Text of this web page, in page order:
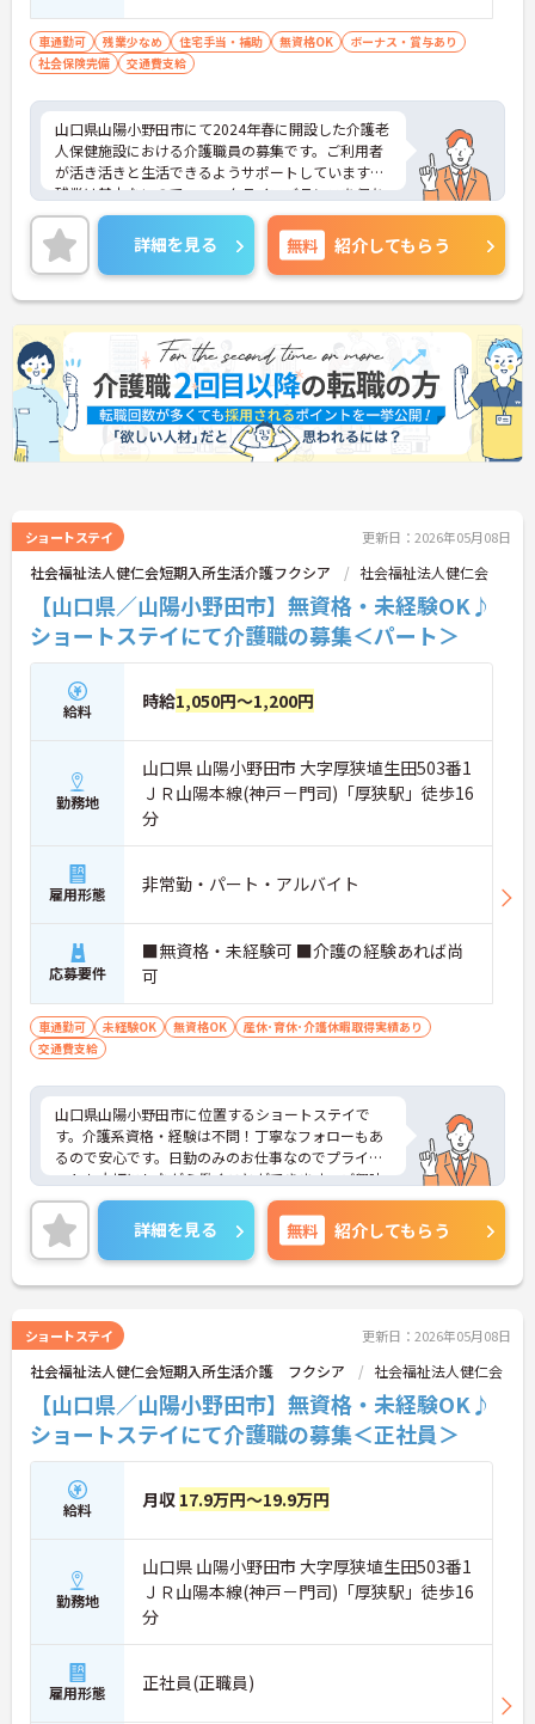
車通勤可 残業少なめ 住宅手当・補助 無資格OK
ボーナス・賞与あり
社会保険完備
交通費支給
山口県山陽小野田市にて2024年春に開設した介護老
人保健施設における介護職員の募集です。ご利用者
が活き活きと生活できるようサポートしています。
残業は基本ないので、ワークライフバランスを保ち
ながらご勤務いただけます。また、マイカー通勤が
可能なので通勤が苦になりません。
ご興味のある方には、面接対策ポイントなど、さら
に詳細をお話しいたしますのでお気軽にご相談くだ
さい！
詳細を見る 無料 紹介してもらう
ショートステイ 更新日：2026年05月08日
社会福祉法人健仁会短期入所生活介護フクシア 社会福祉法人健仁会
【山口県／山陽小野田市】無資格・未経験OK♪
ショートステイにて介護職の募集＜パート＞
給料 時給1,050円～1,200円
勤務地
山口県 山陽小野田市 大字厚狭埴生田503番1
ＪＲ山陽本線(神戸－門司)「厚狭駅」徒歩16
分
雇用形態 非常勤・パート・アルバイト
応募要件
■無資格・未経験可 ■介護の経験あれば尚
可
車通勤可 未経験OK 無資格OK
産休･育休･介護休暇取得実績あり
交通費支給
山口県山陽小野田市に位置するショートステイで
す。介護系資格・経験は不問！丁寧なフォローもあ
るので安心です。日勤のみのお仕事なのでプライベ
ートも大切にしながら働くことができます。ご興味
をお持ちの方はお気軽にお問い合わせください。
詳細を見る 無料 紹介してもらう
ショートステイ 更新日：2026年05月08日
社会福祉法人健仁会短期入所生活介護 フクシア 社会福祉法人健仁会
【山口県／山陽小野田市】無資格・未経験OK♪
ショートステイにて介護職の募集＜正社員＞
給料 月収 17.9万円～19.9万円
勤務地
山口県 山陽小野田市 大字厚狭埴生田503番1
ＪＲ山陽本線(神戸－門司)「厚狭駅」徒歩16
分
雇用形態 正社員(正職員)